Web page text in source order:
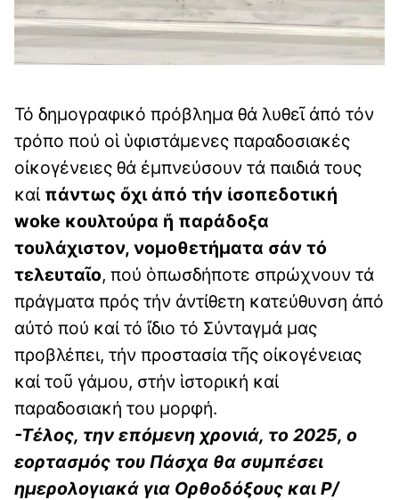
Τό δημογραφικό πρόβλημα θά λυθεῖ ἀπό τόν
τρόπο πού οἱ ὑφιστάμενες παραδοσιακές
οἰκογένειες θά ἐμπνεύσουν τά παιδιά τους
καί πάντως ὄχι ἀπό τήν ἰσοπεδοτική
woke κουλτούρα ἤ παράδοξα
τουλάχιστον, νομοθετήματα σάν τό
τελευταῖο, πού ὁπωσδήποτε σπρώχνουν τά
πράγματα πρός τήν ἀντίθετη κατεύθυνση ἀπό
αὐτό πού καί τό ἴδιο τό Σύνταγμά μας
προβλέπει, τήν προστασία τῆς οἰκογένειας
καί τοῦ γάμου, στήν ἱστορική καί
παραδοσιακή του μορφή.
-Τέλος, την επόμενη χρονιά, το 2025, ο
εορτασμός του Πάσχα θα συμπέσει
ημερολογιακά για Ορθοδόξους και Ρ/